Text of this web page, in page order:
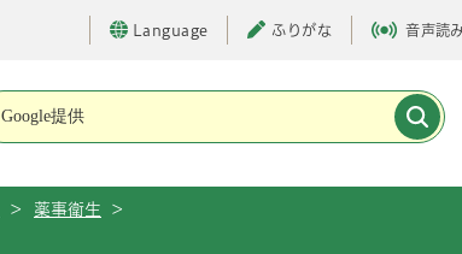
Language ふりがな 音声読
> 薬事衛生
>